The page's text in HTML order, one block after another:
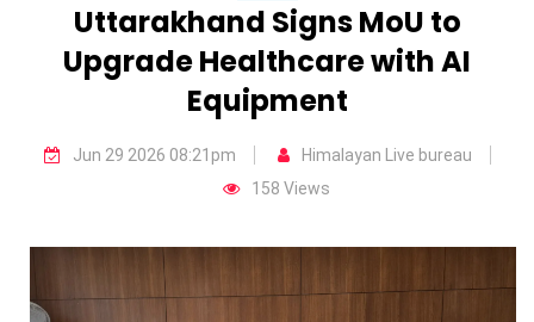
Uttarakhand Signs MoU to
Upgrade Healthcare with AI
Equipment
Jun 29 2026 08:21pm
Himalayan Live bureau
158 Views